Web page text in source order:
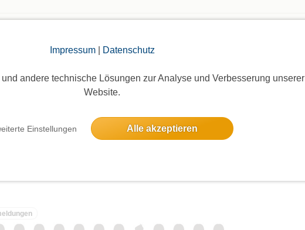
Impressum| Datenschutz
andere technische Lösungen zur Analyse und Verbesserung unserer
Website.
Einstellungen Alle akzeptieren
📌
und weiteren Sitzmöglichkeiten, welcher
Rock44-DJ`s, die sympathischen Gäste
richtig abzutanzen! JEDEN FREITAG -